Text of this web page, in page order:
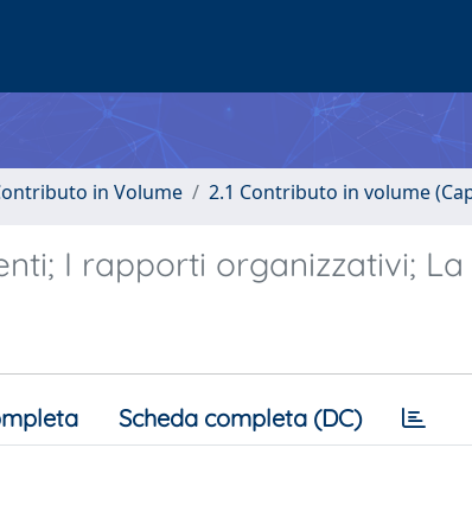
in Volume 2.1 Contributo in volume
I rapporti organizzativi;
Scheda completa (DC)